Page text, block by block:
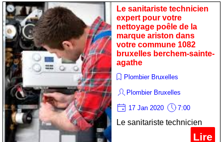
commune 1082 bruxelles
berchem-sainte-agathe
Le sanitariste technicien
expert pour votre
nettoyage poêle de la
marque ariston dans
votre commune 1082
bruxelles berchem-sainte-
agathe
Plombier Bruxelles
Plombier Bruxelles
17 Jan 2020 7:00
Le sanitariste technicien
expert pour votre nettoyage
Lire